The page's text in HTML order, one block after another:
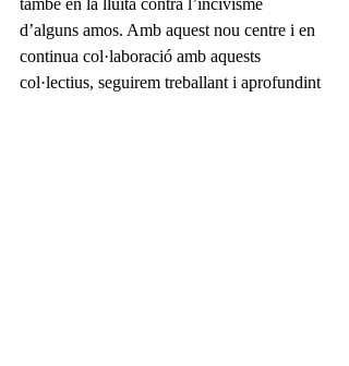
també en la lluita contra l’incivisme
d’alguns amos. Amb aquest nou centre i en
continua col·laboració amb aquests
col·lectius, seguirem treballant i aprofundint